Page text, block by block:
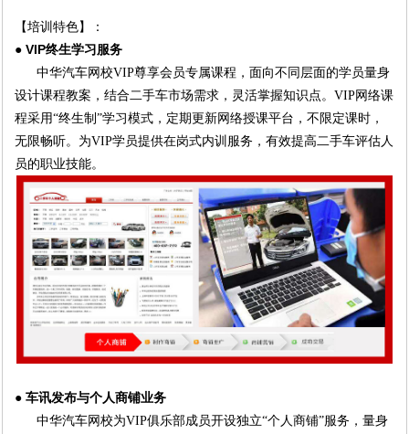
【培训特色】：
● VIP终生学习服务
中华汽车网校VIP尊享会员专属课程，面向不同层面的学员量身
设计课程教案，结合二手车市场需求，灵活掌握知识点。VIP网络课
程采用“终生制”学习模式，定期更新网络授课平台，不限定课时，
无限畅听。为VIP学员提供在岗式内训服务，有效提高二手车评估人
员的职业技能。
● 车讯发布与个人商铺业务
中华汽车网校为VIP俱乐部成员开设独立“个人商铺”服务，量身